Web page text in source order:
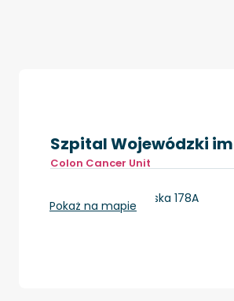
Szpital Wojewódzki
Colon Cancer Unit
Tarnów, ul. Lwowska 178A
Pokaż na mapie